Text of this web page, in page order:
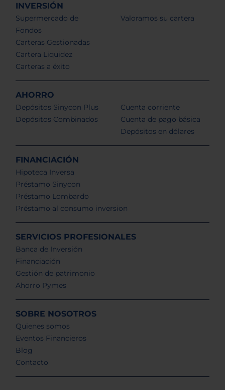
INVERSIÓN
Supermercado de
Fondos
Carteras Gestionadas
Cartera Liquidez
Carteras a éxito
Valoramos su cartera
AHORRO
Depósitos Sinycon Plus
Depósitos Combinados
Cuenta corriente
Cuenta de pago básica
Depósitos en dólares
FINANCIACIÓN
Hipoteca Inversa
Préstamo Sinycon
Préstamo Lombardo
Préstamo al consumo inversion
SERVICIOS PROFESIONALES
Banca de Inversión
Financiación
Gestión de patrimonio
Ahorro Pymes
SOBRE NOSOTROS
Quienes somos
Eventos Financieros
Blog
Contacto